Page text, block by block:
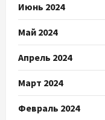
Июнь 2024
Май 2024
Апрель 2024
Март 2024
Февраль 2024